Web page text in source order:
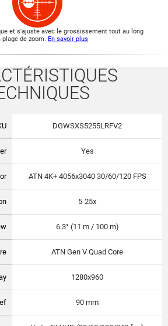
et s'ajuste avec le grossissement tout au long
plage de zoom. En savoir plus
DGWSXS5255LRFV2
Yes
ATN 4K+ 4056x3040 30/60/120 FPS
5-25x
6.3° (11 m / 100 m)
ATN Gen V Quad Core
1280x960
90 mm